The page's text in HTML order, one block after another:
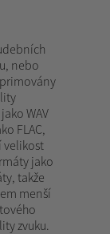
nebo
WAV
FLAC,
velikost
jako
takže
menší
zvuku.